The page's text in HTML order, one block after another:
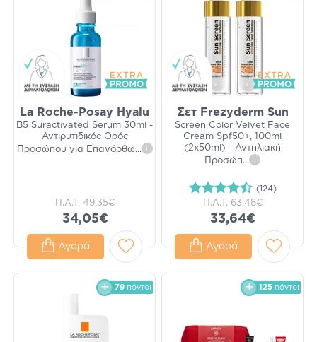
La Roche-Posay Hyalu
B5 Suractivated Serum 30ml -
Αντιρυτιδικός Ορός
Προσώπου για Επανόρθω... i
Π.Λ.Τ. 49,35€
34,05€
Αγορά
Σετ Frezyderm Sun
Screen Color Velvet Face
Cream Spf50+, 100ml
(2x50ml) - Αντηλιακή
Προσώπ... i
(124)
Π.Λ.Τ. 63,48€
33,64€
Αγορά
79 πόντοι 125 πόντοι